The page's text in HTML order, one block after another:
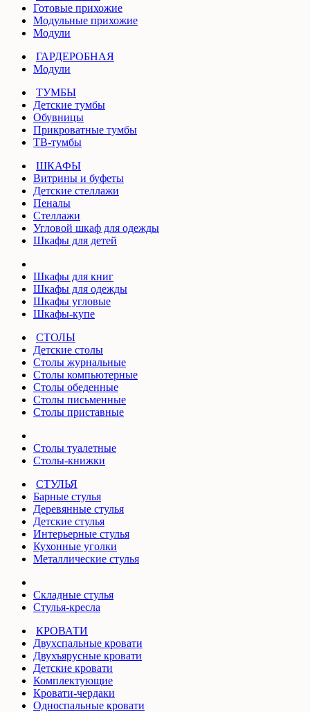
Готовые прихожие
Модульные прихожие
Модули
ГАРДЕРОБНАЯ
Модули
ТУМБЫ
Детские тумбы
Обувницы
Прикроватные тумбы
ТВ-тумбы
ШКАФЫ
Витрины и буфеты
Детские стеллажи
Пеналы
Стеллажи
Угловой шкаф для одежды
Шкафы для детей
Шкафы для книг
Шкафы для одежды
Шкафы угловые
Шкафы-купе
СТОЛЫ
Детские столы
Столы журнальные
Столы компьютерные
Столы обеденные
Столы письменные
Столы приставные
Столы туалетные
Столы-книжки
СТУЛЬЯ
Барные стулья
Деревянные стулья
Детские стулья
Интерьерные стулья
Кухонные уголки
Металлические стулья
Складные стулья
Стулья-кресла
КРОВАТИ
Двухспальные кровати
Двухъярусные кровати
Детские кровати
Комплектующие
Кровати-чердаки
Односпальные кровати